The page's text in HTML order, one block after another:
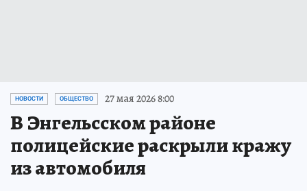
НОВОСТИ ОБЩЕСТВО 27 мая 2026 8:00
В Энгельсском районе
полицейские раскрыли кражу
из автомобиля